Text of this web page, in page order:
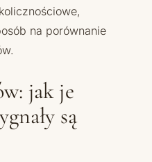
na porównanie
jak je
są